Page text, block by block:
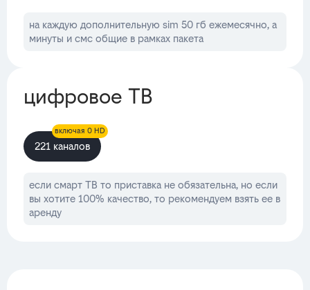
на каждую дополнительную sim 50 гб ежемесячно, а
минуты и смс общие в рамках пакета
цифровое ТВ
221 каналов
включая 0 HD
если смарт ТВ то приставка не обязательна, но если
вы хотите 100% качество, то рекомендуем взять ее в
аренду